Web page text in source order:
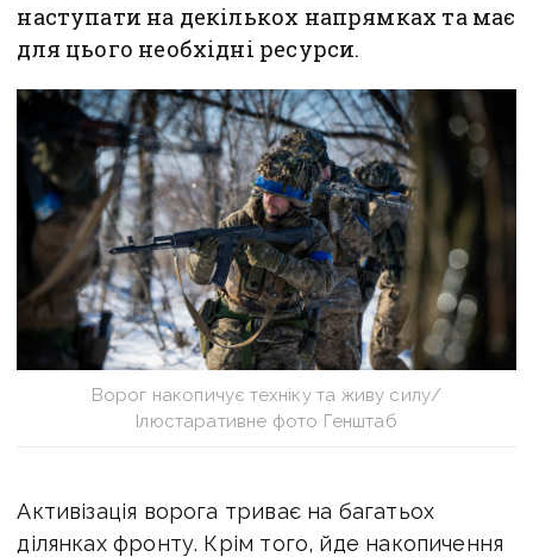
наступати на декількох напрямках та має
для цього необхідні ресурси.
Ворог накопичує техніку та живу силу/
Ілюстаративне фото Генштаб
Активізація ворога триває на багатьох
ділянках фронту. Крім того, йде накопичення